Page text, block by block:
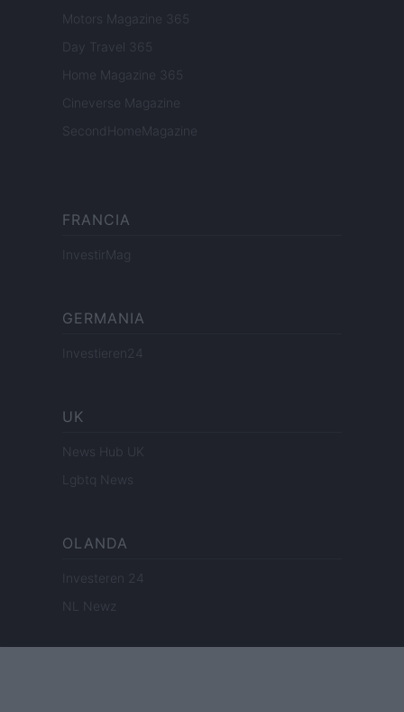
Motors Magazine 365
Day Travel 365
Home Magazine 365
Cineverse Magazine
SecondHomeMagazine
FRANCIA
InvestirMag
GERMANIA
Investieren24
UK
News Hub UK
Lgbtq News
OLANDA
Investeren 24
NL Newz